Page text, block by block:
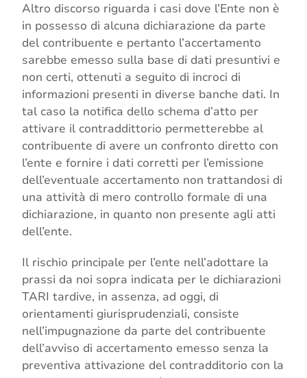
Altro discorso riguarda i casi dove l’Ente non è
in possesso di alcuna dichiarazione da parte
del contribuente e pertanto l’accertamento
sarebbe emesso sulla base di dati presuntivi e
non certi, ottenuti a seguito di incroci di
informazioni presenti in diverse banche dati. In
tal caso la notifica dello schema d’atto per
attivare il contraddittorio permetterebbe al
contribuente di avere un confronto diretto con
l’ente e fornire i dati corretti per l’emissione
dell’eventuale accertamento non trattandosi di
una attività di mero controllo formale di una
dichiarazione, in quanto non presente agli atti
dell’ente.
Il rischio principale per l’ente nell’adottare la
prassi da noi sopra indicata per le dichiarazioni
TARI tardive, in assenza, ad oggi, di
orientamenti giurisprudenziali, consiste
nell’impugnazione da parte del contribuente
dell’avviso di accertamento emesso senza la
preventiva attivazione del contradditorio con la